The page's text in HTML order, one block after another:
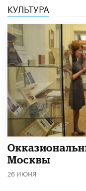
КУЛЬТУРА
Москвы
26 ИЮНЯ